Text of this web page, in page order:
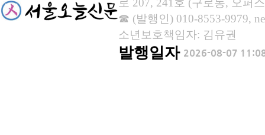
로 207, 241호 (구로동, 오퍼
☎ (발행인) 010-8553-9979,
소년보호책임자: 김유권
발행일자